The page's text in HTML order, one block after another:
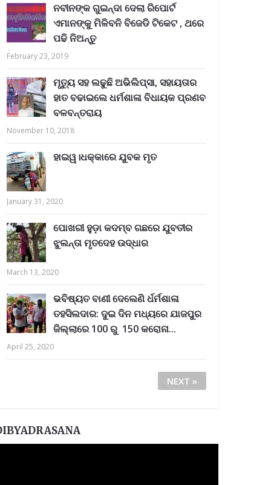
ନବୀନଙ୍କ ଗୁଇନ୍ଦା ଦେଲା ରିପୋର୍ଟ
ଏମାନଙ୍କୁ ମିଳିବନି ବିଜେଡି ଟିକେଟ , ଥରେ
ପଢି ନିଅନ୍ତୁ
February 23, 2019
ମୃତ୍ୟୁ ସହ ଲଢୁଛି ଅଭିଲିପ୍ସା, ସହାୟତାର
ହାତ ବଢାଇଲେ ଧର୍ମଶାଳା ବିଧାୟକ ପ୍ରଣବ
ବଳବନ୍ତରାୟ
November 10, 2018
ହାଇୱ।ଧକ୍କାରେ ଯୁବକ ମୃତ
January 31, 2020
ପୋଖରୀ ହୁଡ଼ା କଦମ୍ବ ଗଛରେ ଯୁବତୀର
ଝୁଲନ୍ତା ମୃତଦେହ ଉଦ୍ଧାର
March 13, 2020
ଭବିଷ୍ୟତ ବାଣୀ ଦେଲେଣି ର୍ଧର୍ମଶାଳା
ତହସିଲଦାର: ଦୁଇ ଦିନ ମଧ୍ୟରେ ଯାଜପୁର
ଜିଲ୍ଲାରେ 100 ରୁ 150 କରୋନା...
April 25, 2020
NEXT »